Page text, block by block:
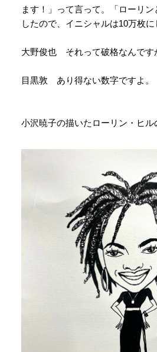
ます！」って言って。「ローリ
したので、イニシャルは10万枚に
大野俊也 それって破格なんです
目黒敦 あり得ない数字ですよ。
小沢暁子の描いたローリン・ヒル